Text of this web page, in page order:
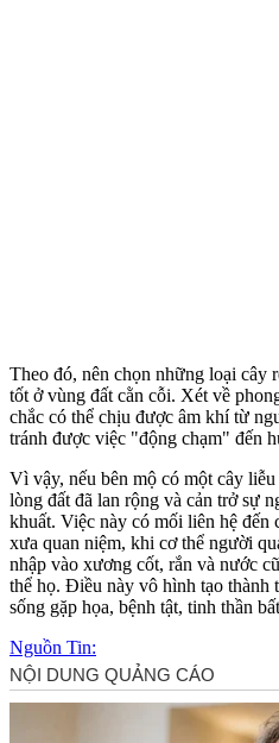
Theo đó, nên chọn những loại cây
tốt ở vùng đất cằn cỗi. Xét về
chắc có thể chịu được âm khí từ
tránh được việc "động chạm" đến
Vì vậy, nếu bên mộ có một cây
lòng đất đã lan rộng và cản trở sự
khuất. Việc này có mối liên hệ
xưa quan niệm, khi cơ thể người
nhập vào xương cốt, rắn và nước
thể họ. Điều này vô hình tạo thành
sống gặp họa, bệnh tật, tinh thần
Nguồn Tin: